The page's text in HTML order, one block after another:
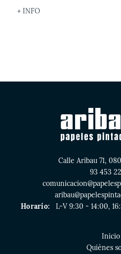
+ INFO
Calle Aribau 71,
93 453
Horario:
L-V 9:30 - 14:00,
Inicio
Quiénes